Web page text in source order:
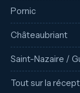
Pornic
Châteaubriant
Saint-Nazaire /
Tout sur la